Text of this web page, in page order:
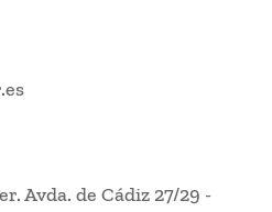
.Avda. de Cádiz 27/29 -